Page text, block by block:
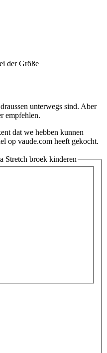
der Größe
unterwegs sind. Aber
empfehlen.
dat we hebben kunnen
op vaude.com heeft gekocht.
Stretch broek kinderen